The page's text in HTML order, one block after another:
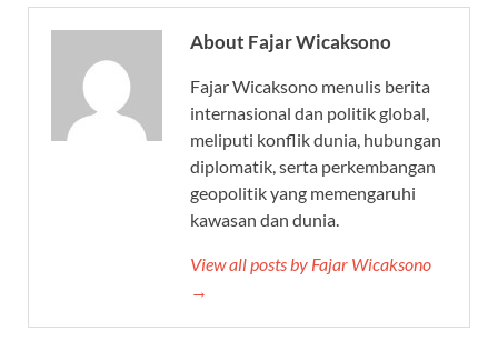
About Fajar Wicaksono
Fajar Wicaksono menulis berita
internasional dan politik global,
meliputi konflik dunia, hubungan
diplomatik, serta perkembangan
geopolitik yang memengaruhi
kawasan dan dunia.
View all posts by Fajar Wicaksono
→